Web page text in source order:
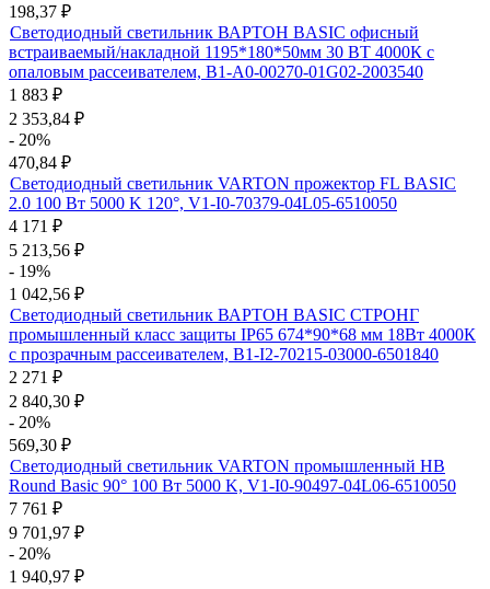
198,37 ₽
Светодиодный светильник ВАРТОН BASIC офисный
встраиваемый/накладной 1195*180*50мм 30 ВТ 4000К с
опаловым рассеивателем, B1-A0-00270-01G02-2003540
1 883 ₽
2 353,84 ₽
- 20%
470,84 ₽
Светодиодный светильник VARTON прожектор FL BASIC
2.0 100 Вт 5000 K 120°, V1-I0-70379-04L05-6510050
4 171 ₽
5 213,56 ₽
- 19%
1 042,56 ₽
Светодиодный светильник ВАРТОН BASIC СТРОНГ
промышленный класс защиты IP65 674*90*68 мм 18Вт 4000К
с прозрачным рассеивателем, B1-I2-70215-03000-6501840
2 271 ₽
2 840,30 ₽
- 20%
569,30 ₽
Светодиодный светильник VARTON промышленный HB
Round Basic 90° 100 Вт 5000 K, V1-I0-90497-04L06-6510050
7 761 ₽
9 701,97 ₽
- 20%
1 940,97 ₽